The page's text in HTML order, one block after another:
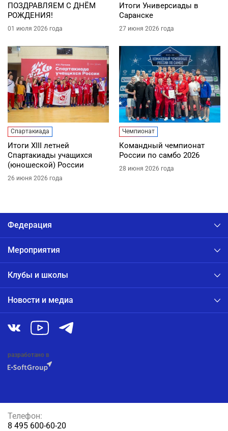
ПОЗДРАВЛЯЕМ С ДНЁМ
РОЖДЕНИЯ!
01 июля 2026 года
Итоги Универсиады в
Саранске
27 июня 2026 года
Спартакиада
Итоги XIII летней
Спартакиады учащихся
(юношеской) России
26 июня 2026 года
Чемпионат
Командный чемпионат
России по самбо 2026
28 июня 2026 года
Федерация
Мероприятия
Клубы и школы
Новости и медиа
разработано в
Телефон:
8 495 600-60-20